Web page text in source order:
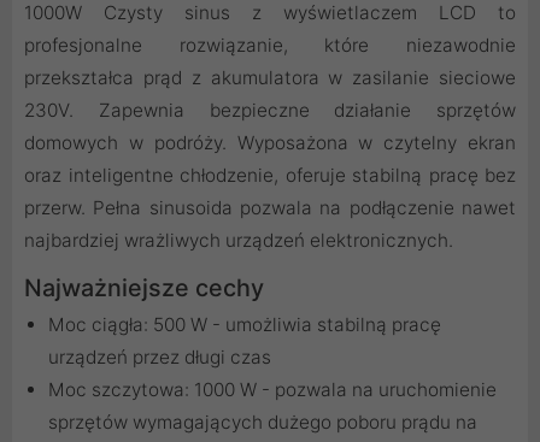
1000W Czysty sinus z wyświetlaczem LCD to
profesjonalne rozwiązanie, które niezawodnie
przekształca prąd z akumulatora w zasilanie sieciowe
230V. Zapewnia bezpieczne działanie sprzętów
domowych w podróży. Wyposażona w czytelny ekran
oraz inteligentne chłodzenie, oferuje stabilną pracę bez
przerw. Pełna sinusoida pozwala na podłączenie nawet
najbardziej wrażliwych urządzeń elektronicznych.
Najważniejsze cechy
Moc ciągła: 500 W - umożliwia stabilną pracę
urządzeń przez długi czas
Moc szczytowa: 1000 W - pozwala na uruchomienie
sprzętów wymagających dużego poboru prądu na